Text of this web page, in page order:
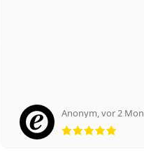
Anonym,vor 2